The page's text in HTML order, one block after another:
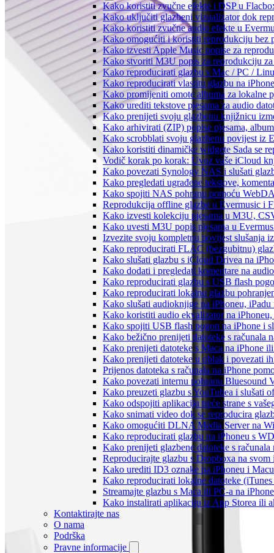
Kako koristiti zvučne efekte i DSP u
Kako uključiti glazbeni vizualizator dok
Kako koristiti zvučne audio efekte u
Kako omogućiti i koristiti reprodukciju bez
Kako izvesti Apple Music popise za
Kako stvoriti M3U popis za reprodukciju
Kako reproducirati glazbu s Mac / PC /
Kako reproducirati vlastitu glazbu na
Kako promijeniti omote albuma za lokalne
Kako urediti tekstove pjesama za audio
Kako prenijeti svoju glazbenu knjižnicu
Kako arhivirati (ZIP) popise pjesama,
Kako scrobblati svoju glazbenu povijest iz
Kako koristiti dinamičke widgete Sada se
Vodič korak po korak: Uvoz vaše iCloud
Kako povezati Synology NAS i slušati
Kako pregledati ugrađene tekstove,
Kako spojiti NAS pohranu pomoću
Reprodukcija offline glazbe u Evermusic i
Kako izvesti kolekciju pjesama u M3U,
Kako uvesti M3U popis pjesama u
Izvezite svoju kompletnu povijest slušanja
Kako reproducirati FLAC (bezgubitnu)
Kako slušati glazbu s iCloud Drivea na
Kako dodati i pregledati komentare na
Kako reproducirati glazbu s USB flash
Kako reproducirati lokalnu glazbu
Kako slušati audioknjige na iPhoneu,
Kako koristiti audio ekvalizator na
Kako spojiti USB flash pogon na iPhone i
Kako bežično prenijeti datoteke s računala
Kako prenijeti datoteke s Maca na iPhone
Kako prenijeti datoteke u oblak i povezati
Prijenos datoteka s računala na iPhone
Kako povezati internu pohranu Bluesound
Kako preuzeti glazbu s YouTubea i slušati
Kako odspojiti aplikaciju treće strane s
Kako snimati video dok se reproducira
Kako omogućiti DLNA Media Server na
Kako reproducirati glazbu na iPhoneu s
Kako prenijeti glazbene datoteke s
Reproducirajte glazbu s Dropboxa na
Kako urediti ID3 oznake na iPhoneu i Macu
Kako reproducirati lokalne datoteke
Streamajte glazbu s Maca ili PC-a na
Kako instalirati aplikaciju iz App Storea ili
Kontaktirajte nas
O nama
Podrška
Pravne informacije